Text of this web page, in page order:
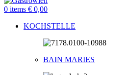
0 items € 0,00
KOCHSTELLE
BAIN MARIES